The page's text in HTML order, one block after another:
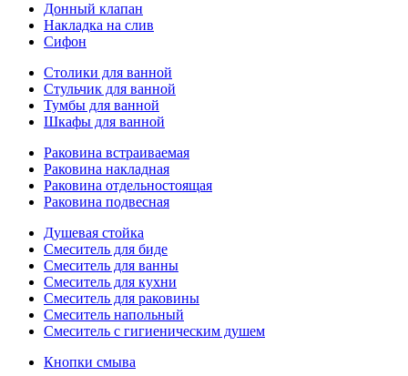
Донный клапан
Накладка на слив
Сифон
Столики для ванной
Стульчик для ванной
Тумбы для ванной
Шкафы для ванной
Раковина встраиваемая
Раковина накладная
Раковина отдельностоящая
Раковина подвесная
Душевая стойка
Смеситель для биде
Смеситель для ванны
Смеситель для кухни
Смеситель для раковины
Смеситель напольный
Смеситель с гигиеническим душем
Кнопки смыва